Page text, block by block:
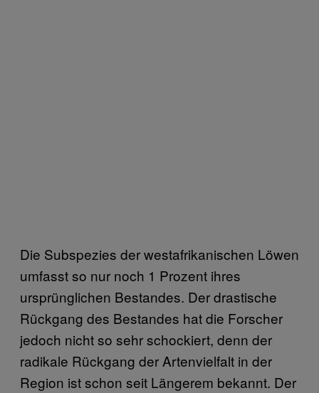
Die Subspezies der westafrikanischen Löwen
umfasst so nur noch 1 Prozent ihres
ursprünglichen Bestandes. Der drastische
Rückgang des Bestandes hat die Forscher
jedoch nicht so sehr schockiert, denn der
radikale Rückgang der Artenvielfalt in der
Region ist schon seit Längerem bekannt. Der